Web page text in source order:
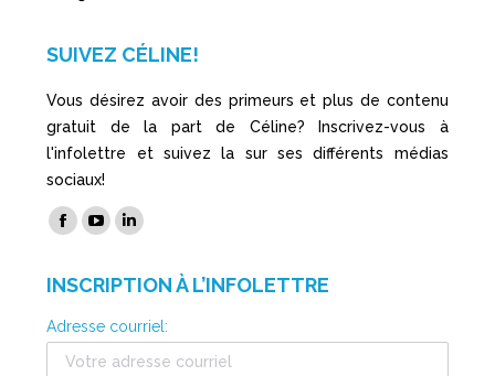
SUIVEZ CÉLINE!
Vous désirez avoir des primeurs et plus de contenu
gratuit de la part de Céline? Inscrivez-vous à
l'infolettre et suivez la sur ses différents médias
sociaux!
Trouvez nous sur :
Facebook
opens
in
new
YouTube
opens
in
new
LinkedIn
opens
in
new
INSCRIPTION À L’INFOLETTRE
Adresse courriel: